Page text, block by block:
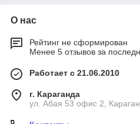
О нас
Рейтинг не сформирован
Менее 5 отзывов за
Работает с 21.06.2010
г. Караганда
ул. Абая 53 офис 2,